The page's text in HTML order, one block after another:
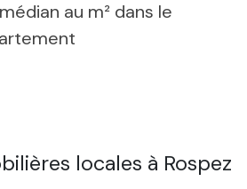
au m² dans le
locales à Rospez